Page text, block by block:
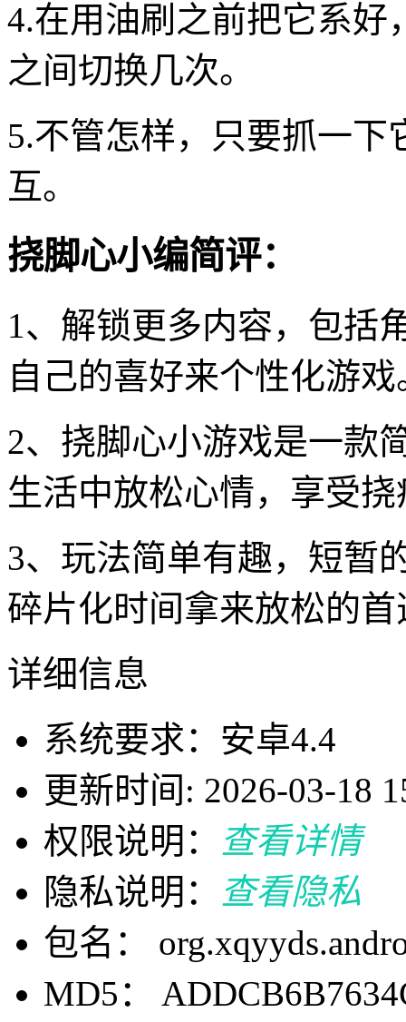
4.在用油刷之前把它系好
之间切换几次。
5.不管怎样，只要抓一
互。
挠脚心小编简评：
1、解锁更多内容，包括
自己的喜好来个性化游戏
2、挠脚心小游戏是一款
生活中放松心情，享受
3、玩法简单有趣，短暂
碎片化时间拿来放松的首
详细信息
系统要求：安卓4.4
更新时间: 2026-03-18
权限说明：
查看详情
隐私说明：
查看隐私
包名：
MD5：